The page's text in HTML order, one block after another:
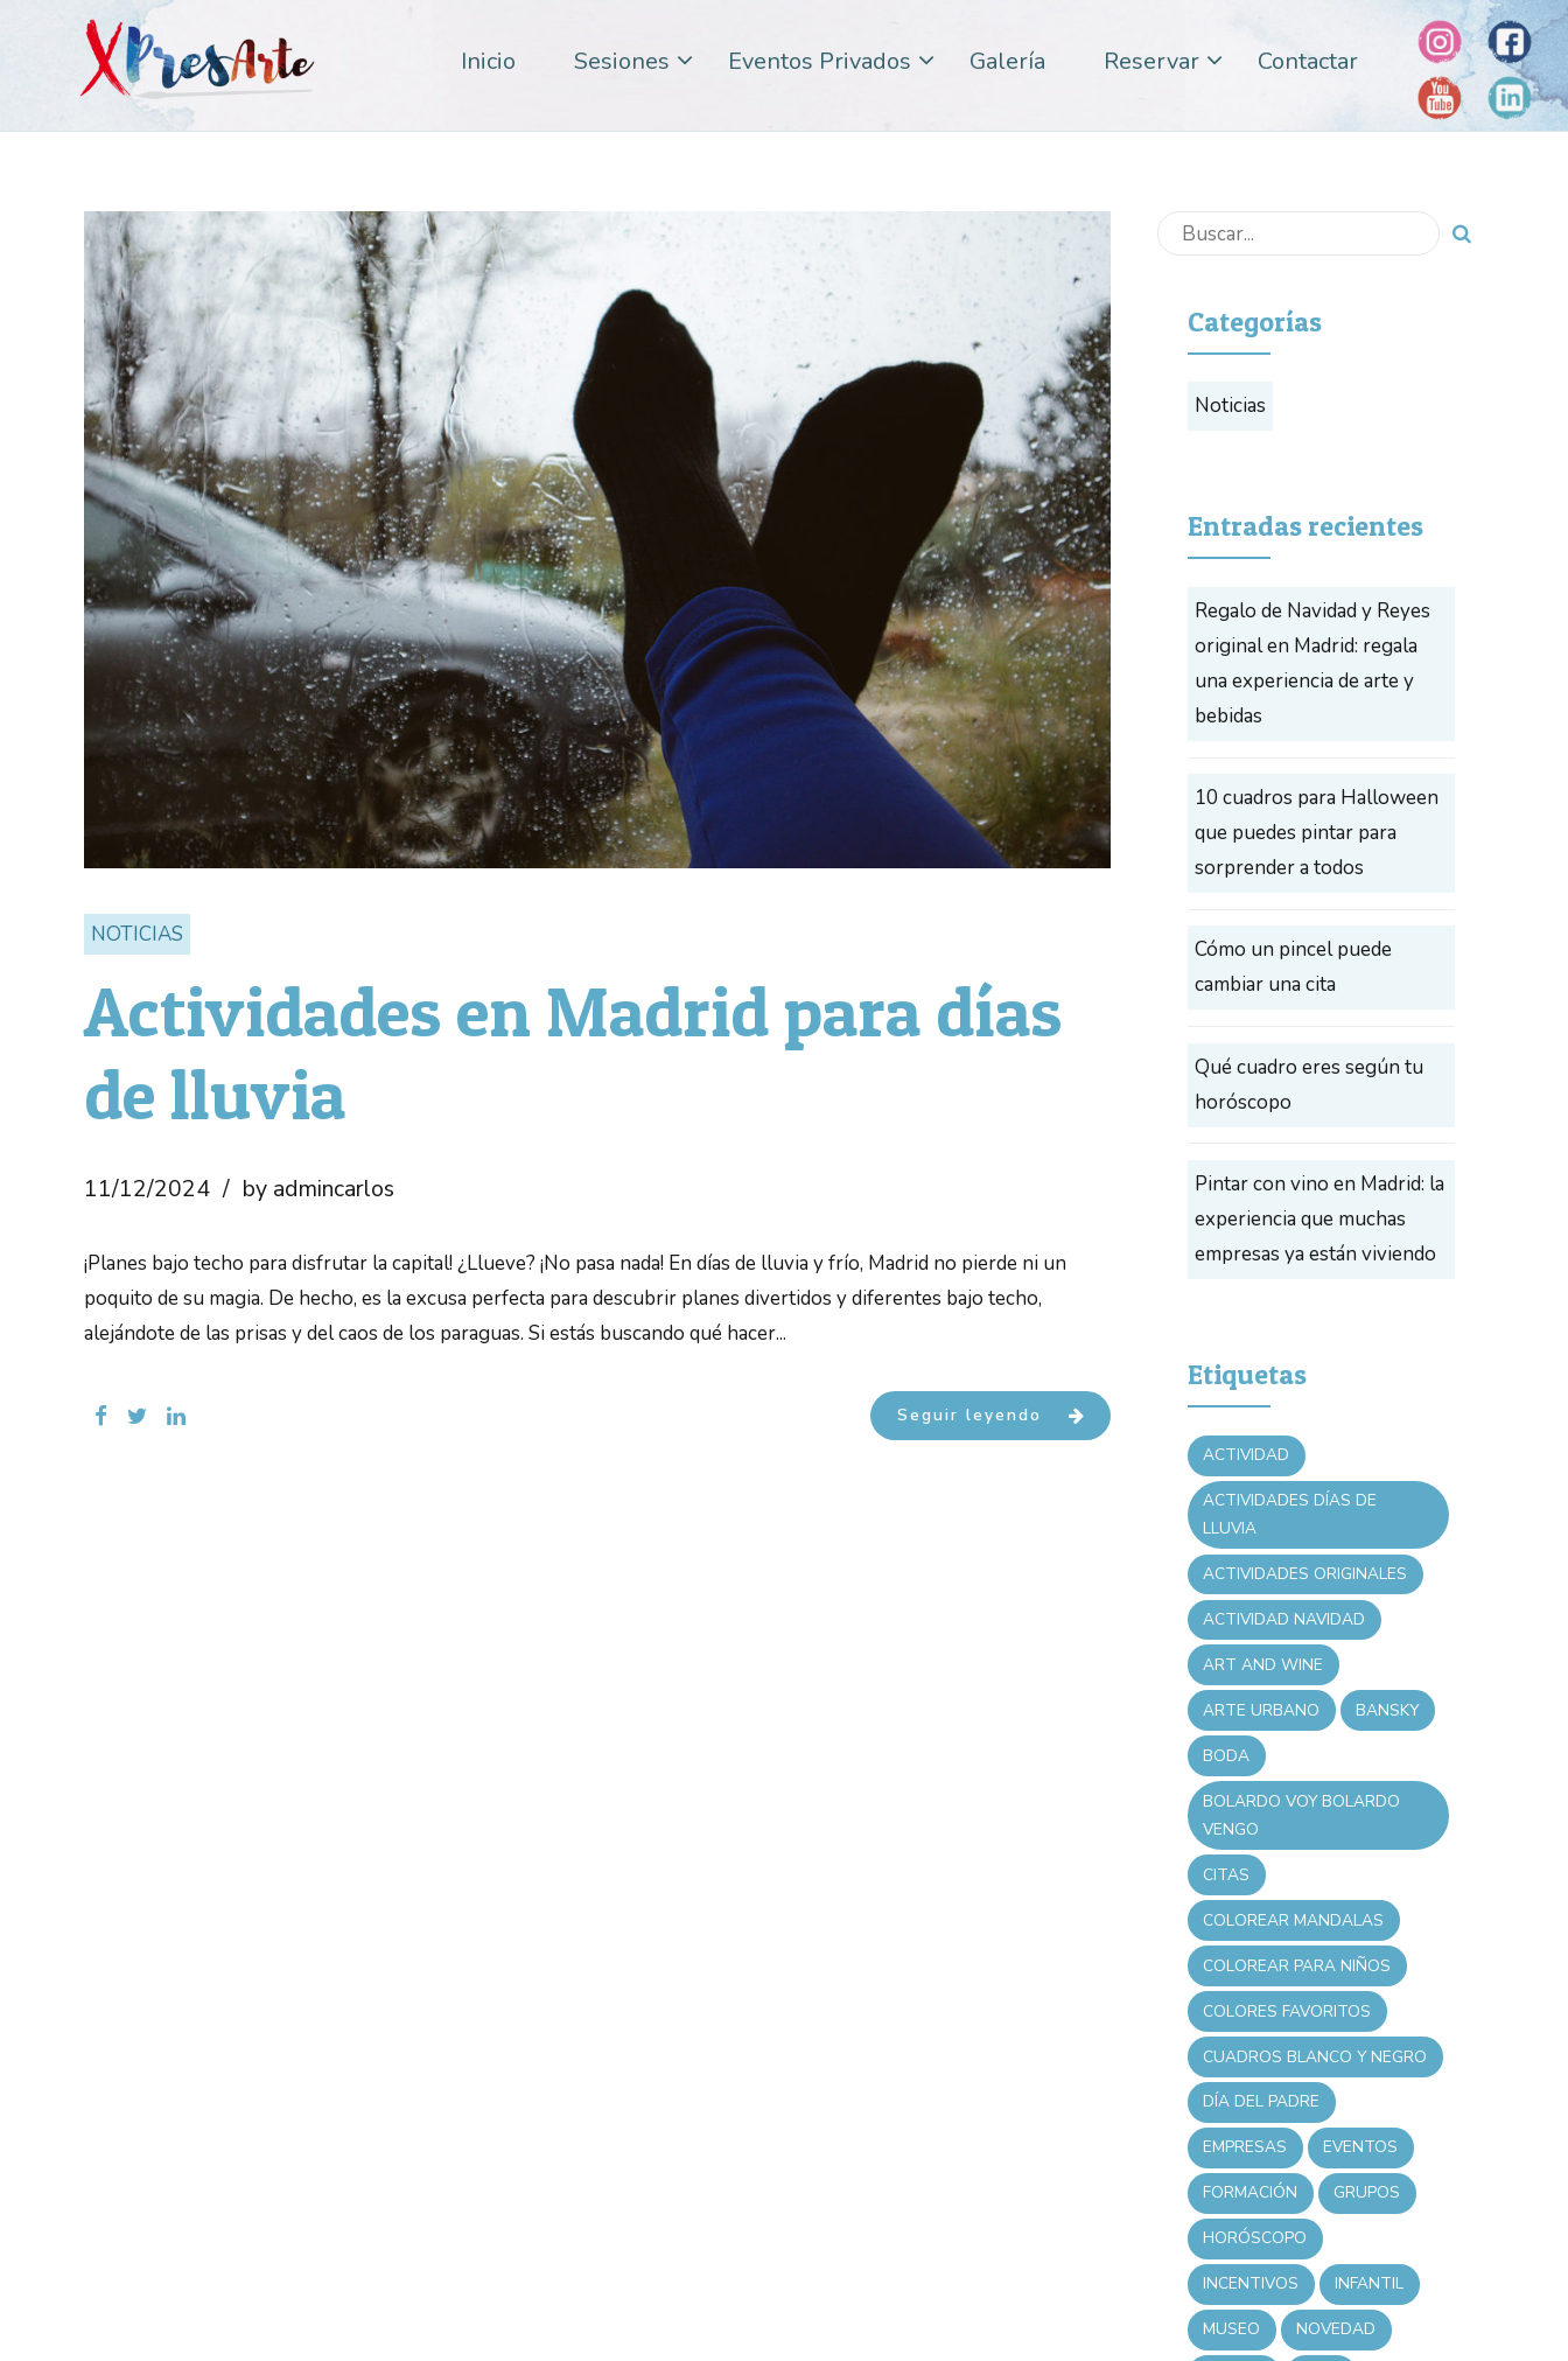
Inicio Sesiones Eventos Privados Galería Reservar Contactar
NOTICIAS
Actividades en Madrid para días
de lluvia
11/12/2024 by admincarlos
¡Planes bajo techo para disfrutar la capital! ¿Llueve? ¡No pasa nada! En días de lluvia y frío, Madrid no pierde ni un
poquito de su magia. De hecho, es la excusa perfecta para descubrir planes divertidos y diferentes bajo techo,
alejándote de las prisas y del caos de los paraguas. Si estás buscando qué hacer...
Seguir leyendo
Categorías
Noticias
Entradas recientes
Regalo de Navidad y Reyes
original en Madrid: regala
una experiencia de arte y
bebidas
10 cuadros para Halloween
que puedes pintar para
sorprender a todos
Cómo un pincel puede
cambiar una cita
Qué cuadro eres según tu
horóscopo
Pintar con vino en Madrid: la
experiencia que muchas
empresas ya están viviendo
Etiquetas
ACTIVIDAD
ACTIVIDADES DÍAS DE
LLUVIA
ACTIVIDADES ORIGINALES
ACTIVIDAD NAVIDAD
ART AND WINE
ARTE URBANO BANSKY
BODA
BOLARDO VOY BOLARDO
VENGO
CITAS
COLOREAR MANDALAS
COLOREAR PARA NIÑOS
COLORES FAVORITOS
CUADROS BLANCO Y NEGRO
DÍA DEL PADRE
EMPRESAS EVENTOS
FORMACIÓN GRUPOS
HORÓSCOPO
INCENTIVOS INFANTIL
MUSEO NOVEDAD